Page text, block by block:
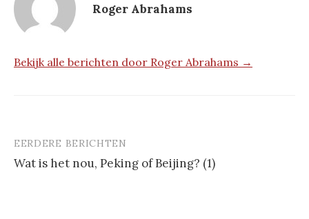
Roger Abrahams
Bekijk alle berichten door Roger Abrahams →
Berichtnavigatie
EERDERE BERICHTEN
Wat is het nou, Peking of Beijing? (1)